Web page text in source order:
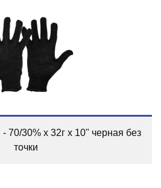
70/30% x 32г x 10" черная без
точки